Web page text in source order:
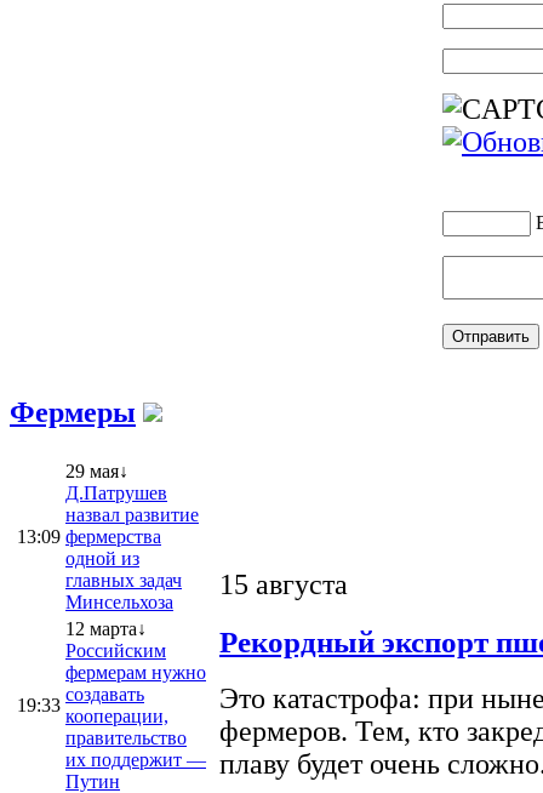
Фермеры
13:09
29 мая↓
Д.Патрушев
назвал развитие
фермерства
одной из
главных задач
Минсельхоза
19:33
12 марта↓
Российским
фермерам нужно
создавать
кооперации,
правительство
их поддержит —
Путин
15 августа
Рекордный экспорт
Это катастрофа: при
фермеров. Тем, кто
плаву будет очень